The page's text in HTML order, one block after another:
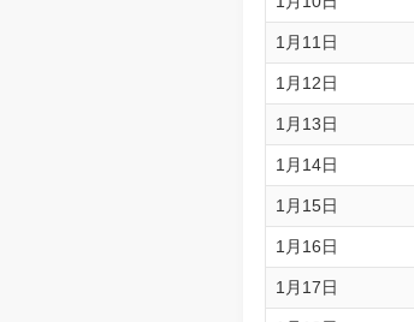
1月11日
1月12日
1月13日
1月14日
1月15日
1月16日
1月17日